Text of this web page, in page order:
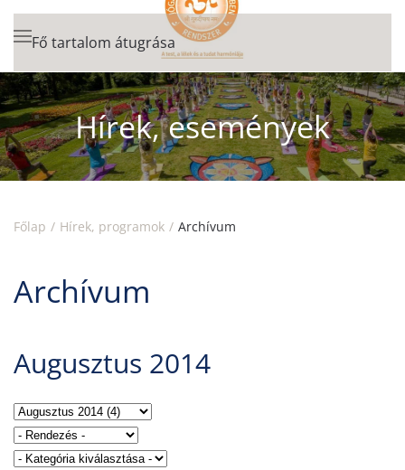
Fő tartalom átugrása
Hírek, események
Főlap Hírek, programok Archívum
Archívum
Augusztus 2014